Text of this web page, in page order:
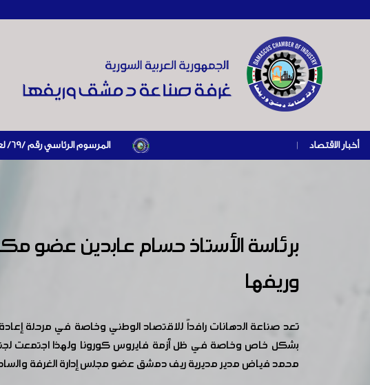
أخبار الاقتصاد | المرسوم الرئاسي رقم /69/ لعام 2026 .. دعم ضريبي للمنشآت المتضررة في إطار مسار التعافي الاقتصادي وإعادة تنشيط الإنتاج
برئاسة الأستاذ حسام عابدين عضو
وريفها
تعد صناعة الدهانات رافداً للاقتصاد الوطني وخاصة في مرحلة
بشكل خاص وخاصة في ظل أزمة فايروس كورونا ولهذا اجتمعت
محمد فياض مدير مديرية ريف دمشق عضو مجلس إدارة الغرفة